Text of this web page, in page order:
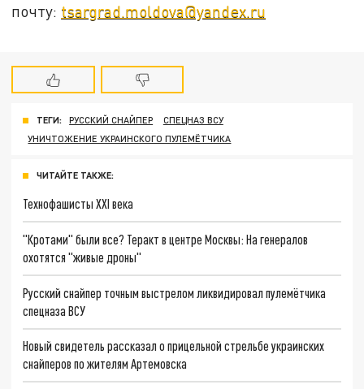
почту: tsargrad.moldova@yandex.ru
ТЕГИ: РУССКИЙ СНАЙПЕР
СПЕЦНАЗ ВСУ
УНИЧТОЖЕНИЕ УКРАИНСКОГО ПУЛЕМЁТЧИКА
ЧИТАЙТЕ ТАКЖЕ:
Технофашисты XXI века
"Кротами" были все? Теракт в центре Москвы: На генералов
охотятся "живые дроны"
Русский снайпер точным выстрелом ликвидировал пулемётчика
спецназа ВСУ
Новый свидетель рассказал о прицельной стрельбе украинских
снайперов по жителям Артемовска